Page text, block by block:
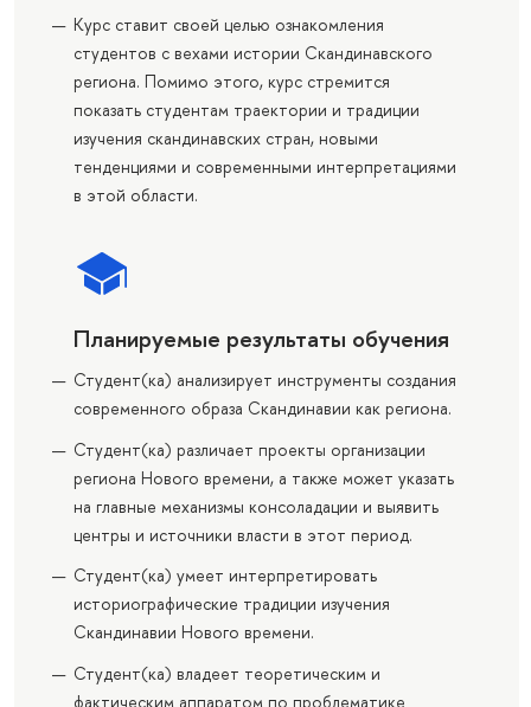
Курс ставит своей целью ознакомления
студентов с вехами истории Скандинавского
региона. Помимо этого, курс стремится
показать студентам траектории и традиции
изучения скандинавских стран, новыми
тенденциями и современными интерпретациями
в этой области.
Планируемые результаты обучения
Студент(ка) анализирует инструменты создания
современного образа Скандинавии как региона.
Студент(ка) различает проекты организации
региона Нового времени, а также может указать
на главные механизмы консоладации и выявить
центры и источники власти в этот период.
Студент(ка) умеет интерпретировать
историографические традиции изучения
Скандинавии Нового времени.
Студент(ка) владеет теоретическим и
фактическим аппаратом по проблематике